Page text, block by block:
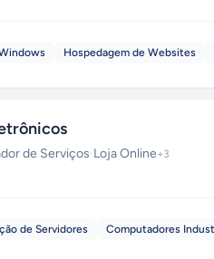
Hospedagem de Websites
de Serviços·Loja Online+3
de Servidores Computadores